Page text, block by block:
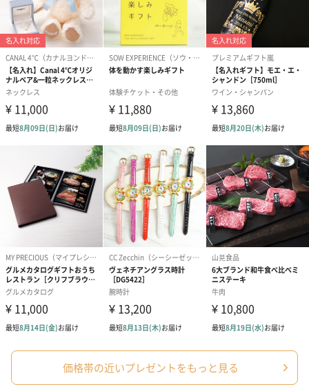
生花
生花のブーケを同梱します。
※9-15時にご注文いただく場合、最短のお届け可能日が通常より
も1日遅くなります。
シーズンブーケ（ひま
わり）（1,880円）
ブーケ（ホワイトグリ
ーン）（1,650円）
ブーケ（ピン
（1,650円）
ドライフラワー・プリザーブドフラワー
自然のお花で作ったドライフラワー・プリザーブドフラワーを同
梱します。
一部花材が写真と異なる場合がございます。予めご了承くださ
い。パッケージに入れてお届けします。
価格帯の近いプレゼントをもっと見る